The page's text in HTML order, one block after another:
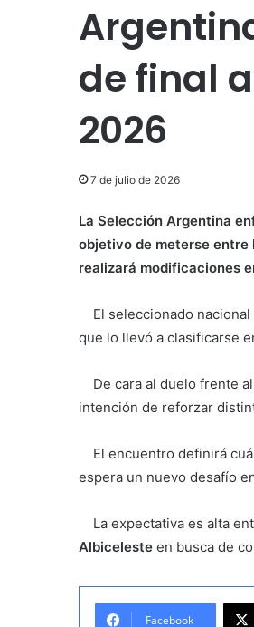
de final
2026
7 de julio de 2026
La Selección Argentina
objetivo de meterse entre
realizará modificaciones
El seleccionado nacional
que lo llevó a clasificarse
De cara al duelo frente
intención de reforzar
El encuentro definirá
espera un nuevo desafío
La expectativa es alta
Albiceleste en busca de
Facebook